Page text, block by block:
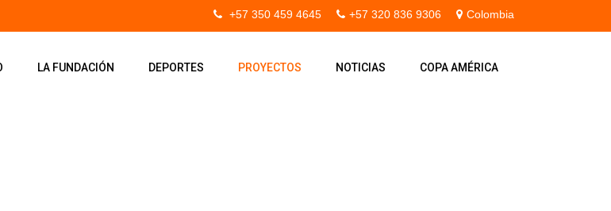
+57 350 459 4645 +57 320 836 9306 Colombia
LA FUNDACIÓN DEPORTES PROYECTOS NOTICIAS COPA AMÉRICA